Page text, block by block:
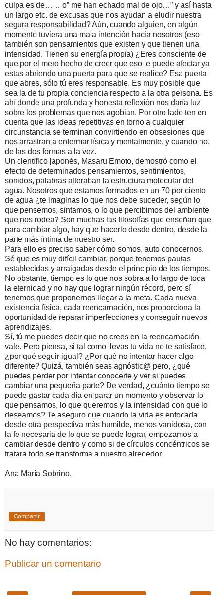
culpa es de…… o” me han echado mal de ojo…” y así hasta
un largo etc. de excusas que nos ayudan a eludir nuestra
segura responsabilidad? Aún, cuando alguien, en algún
momento tuviera una mala intención hacia nosotros (eso
también son pensamientos que existen y que tienen una
intensidad. Tienen su energía propia) ¿Eres consciente de
que por el mero hecho de creer que eso te puede afectar ya
estas abriendo una puerta para que se realice? Esa puerta
que abres, sólo tú eres responsable. Es muy posible que
sea la de tu propia conciencia respecto a la otra persona. Es
ahí donde una profunda y honesta reflexión nos daría luz
sobre los problemas que nos agobian. Por otro lado ten en
cuenta que las ideas repetitivas en torno a cualquier
circunstancia se terminan convirtiendo en obsesiones que
nos arrastran a enfermar física y mentalmente, y cuando no,
de las dos formas a la vez.
Un científico japonés, Masaru Emoto, demostró como el
efecto de determinados pensamientos, sentimientos,
sonidos, palabras alteraban la estructura molecular del
agua. Nosotros que estamos formados en un 70 por ciento
de agua ¿te imaginas lo que nos debe suceder, según lo
que pensemos, sintamos, o lo que percibimos del ambiente
que nos rodea? Son muchas las filosofías que enseñan que
para cambiar algo, hay que hacerlo desde dentro, desde la
parte más íntima de nuestro ser.
Para ello es preciso saber cómo somos, auto conocernos.
Sé que es muy difícil cambiar, porque tenemos pautas
establecidas y arraigadas desde el principio de los tiempos.
No obstante, tiempo es lo que nos sobra a lo largo de toda
la eternidad y no hay que lograr ningún récord, pero sí
tenemos que proponernos llegar a la meta. Cada nueva
existencia física, cada reencarnación, nos proporciona la
oportunidad de reparar imperfecciones y conseguir nuevos
aprendizajes.
Sí, tú me puedes decir que no crees en la reencarnación,
vale. Pero piensa, si tal como llevas tu vida no te satisface,
¿por qué seguir igual? ¿Por qué no intentar hacer algo
diferente? Quizá, también seas agnóstic@ pero, ¿qué
puedes perder por intentar conocerte y ver si puedes
cambiar una pequeña parte? De verdad, ¿cuánto tiempo se
puede gastar cada día en parar un momento y observar lo
que pensamos, lo que queremos y la intensidad con que lo
deseamos? Te aseguro que cuando la vida es enfocada
desde otra perspectiva más humilde, menos vanidosa, con
la fe necesaria de lo que se puede lograr, empezamos a
cambiar desde dentro y como si de círculos concéntricos se
tratara todo se transforma a nuestro alrededor.
Ana María Sobrino.
Compartir
No hay comentarios:
Publicar un comentario